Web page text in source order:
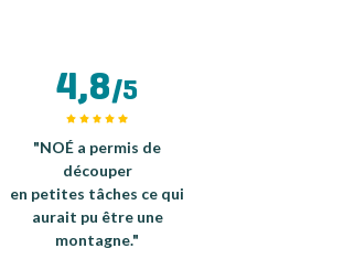
4,8/5
"NOÉ a permis de
découper
en petites tâches ce qui
aurait pu être une
montagne."